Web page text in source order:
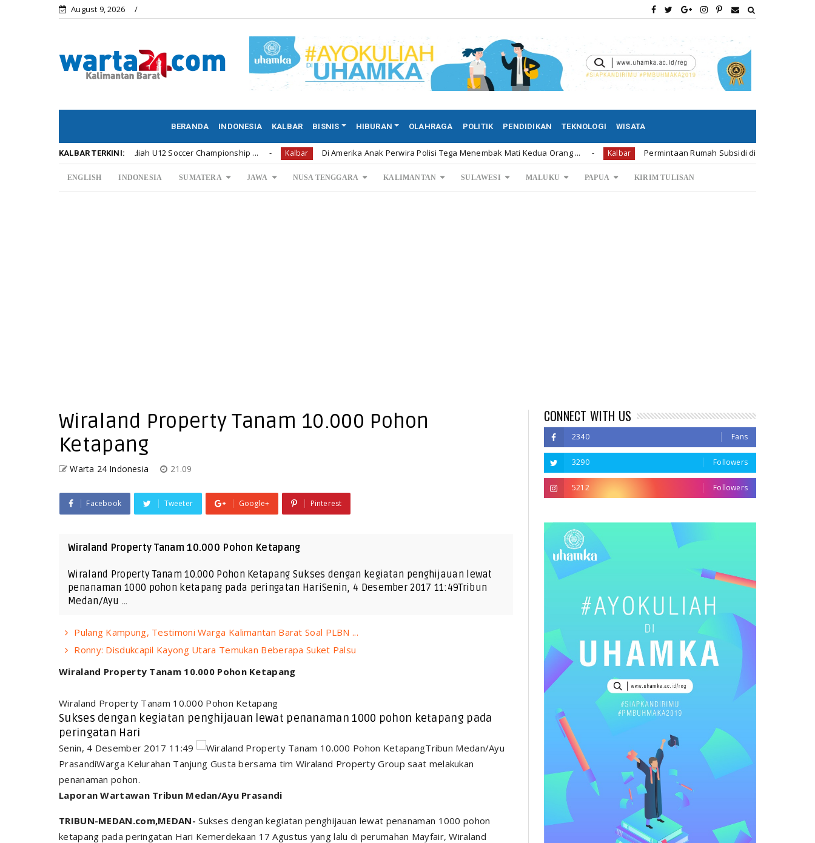
August 9, 2026
BERANDA INDONESIA KALBAR BISNIS HIBURAN OLAHRAGA POLITIK PENDIDIKAN TEKNOLOGI WISATA
KALBAR TERKINI:
Penyerahan Hadiah U12 Soccer Championship ... Kalbar Di Amerika Anak Perwira Polisi Tega Menembak Mati Kedua Orang ... Kalbar Permintaan Rumah Subsidi di Bengkayang 1.239 Unit
ENGLISH INDONESIA SUMATERA JAWA NUSA TENGGARA KALIMANTAN SULAWESI MALUKU PAPUA KIRIM TULISAN
Wiraland Property Tanam 10.000 Pohon
Ketapang
Warta 24 Indonesia 21.09
Facebook Tweeter Google+ Pinterest
Wiraland Property Tanam 10.000 Pohon Ketapang
Wiraland Property Tanam 10.000 Pohon Ketapang Sukses dengan kegiatan penghijauan lewat
penanaman 1000 pohon ketapang pada peringatan HariSenin, 4 Desember 2017 11:49Tribun
Medan/Ayu …
Pulang Kampung, Testimoni Warga Kalimantan Barat Soal PLBN ...
Ronny: Disdukcapil Kayong Utara Temukan Beberapa Suket Palsu
Wiraland Property Tanam 10.000 Pohon Ketapang
Wiraland Property Tanam 10.000 Pohon Ketapang
Sukses dengan kegiatan penghijauan lewat penanaman 1000 pohon ketapang pada
peringatan Hari
Senin, 4 Desember 2017 11:49
Tribun Medan/Ayu
PrasandiWarga Kelurahan Tanjung Gusta bersama tim Wiraland Property Group saat melakukan
penanaman pohon.
Laporan Wartawan Tribun Medan/Ayu Prasandi
TRIBUN-MEDAN.com,MEDAN- Sukses dengan kegiatan penghijauan lewat penanaman 1000 pohon
ketapang pada peringatan Hari Kemerdekaan 17 Agustus yang lalu di perumahan Mayfair, Wiraland
CONNECT WITH US
2340 Fans
3290 Followers
5212 Followers